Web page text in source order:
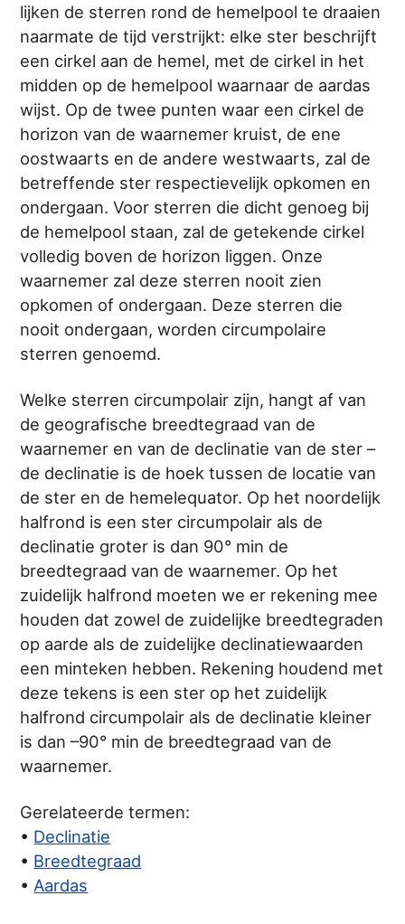
lijken de sterren rond de hemelpool te draaien
naarmate de tijd verstrijkt: elke ster beschrijft
een cirkel aan de hemel, met de cirkel in het
midden op de hemelpool waarnaar de aardas
wijst. Op de twee punten waar een cirkel de
horizon van de waarnemer kruist, de ene
oostwaarts en de andere westwaarts, zal de
betreffende ster respectievelijk opkomen en
ondergaan. Voor sterren die dicht genoeg bij
de hemelpool staan, zal de getekende cirkel
volledig boven de horizon liggen. Onze
waarnemer zal deze sterren nooit zien
opkomen of ondergaan. Deze sterren die
nooit ondergaan, worden circumpolaire
sterren genoemd.
Welke sterren circumpolair zijn, hangt af van
de geografische breedtegraad van de
waarnemer en van de declinatie van de ster –
de declinatie is de hoek tussen de locatie van
de ster en de hemelequator. Op het noordelijk
halfrond is een ster circumpolair als de
declinatie groter is dan 90° min de
breedtegraad van de waarnemer. Op het
zuidelijk halfrond moeten we er rekening mee
houden dat zowel de zuidelijke breedtegraden
op aarde als de zuidelijke declinatiewaarden
een minteken hebben. Rekening houdend met
deze tekens is een ster op het zuidelijk
halfrond circumpolair als de declinatie kleiner
is dan –90° min de breedtegraad van de
waarnemer.
Gerelateerde termen:
• Declinatie
• Breedtegraad
• Aardas